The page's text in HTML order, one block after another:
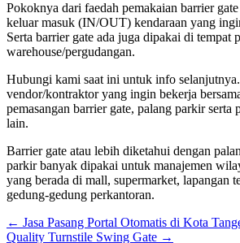
Pokoknya dari faedah pemakaian barrier
keluar masuk (IN/OUT) kendaraan yang
Serta barrier gate ada juga dipakai di tempat
warehouse/pergudangan.
Hubungi kami saat ini untuk info
vendor/kontraktor yang ingin bekerja
pemasangan barrier gate, palang parkir serta
lain.
Barrier gate atau lebih diketahui dengan
parkir banyak dipakai untuk manajemen
yang berada di mall, supermarket, lapangan
gedung-gedung perkantoran.
← Jasa Pasang Portal Otomatis di Kota
Quality Turnstile Swing Gate →